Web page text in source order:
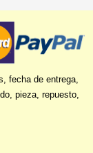
fecha de entrega,
pieza, repuesto,